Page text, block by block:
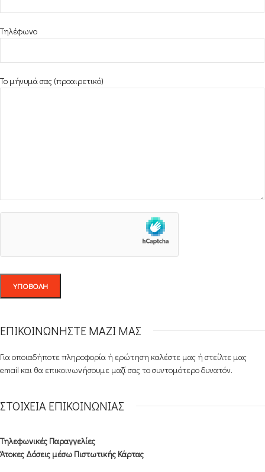
Τηλέφωνο
Το μήνυμά σας (προαιρετικό)
ΕΠΙΚΟΙΝΩΝΗΣΤΕ ΜΑΖΙ ΜΑΣ
Για οποιαδήποτε πληροφορία ή ερώτηση καλέστε μας ή στείλτε μας
email και θα επικοινωνήσουμε μαζί σας το συντομότερο δυνατόν.
ΣΤΟΙΧΕΙΑ ΕΠΙΚΟΙΝΩΝΙΑΣ
Τηλεφωνικές Παραγγελίες
Άτοκες Δόσεις μέσω Πιστωτικής Κάρτας